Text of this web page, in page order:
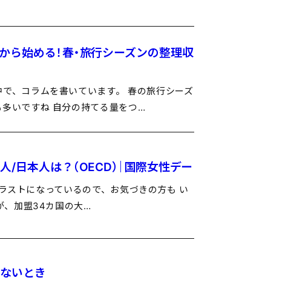
ら始める！春・旅行シーズンの整理収
、コラムを書いています。 春の旅行シーズ
いですね 自分の持てる量をつ…
/日本人は？（OECD）｜国際女性デー
トになっているので、お気づきの方も い
、加盟34カ国の大…
いとき